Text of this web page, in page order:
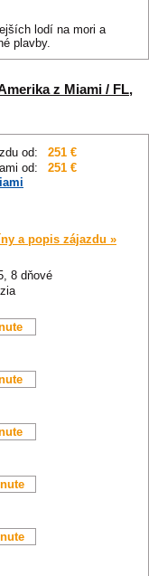
lodí na mori a
plavby.
z Miami / FL,
od:
251 €
od:
251 €
a popis zájazdu »
8 dňové